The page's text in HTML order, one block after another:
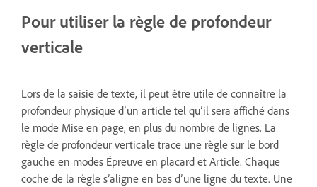
Pour utiliser la règle de profondeur
verticale
Lors de la saisie de texte, il peut être utile de connaître la
profondeur physique d’un article tel qu’il sera affiché dans
le mode Mise en page, en plus du nombre de lignes. La
règle de profondeur verticale trace une règle sur le bord
gauche en modes Épreuve en placard et Article. Chaque
coche de la règle s’aligne en bas d’une ligne du texte. Une